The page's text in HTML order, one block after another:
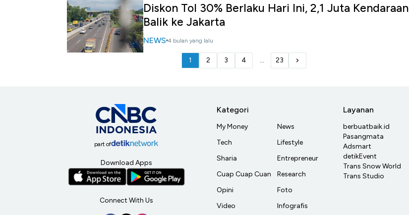
Diskon Tol 30% Berlaku Hari Ini, 2,1 Juta Kendaraan
Balik ke Jakarta
NEWS 4 bulan yang lalu
1 2 3 4 ... 23
part of
Download Apps
Connect With Us
Kategori
My Money
Tech
Sharia
Cuap Cuap Cuan
Opini
Video
News
Lifestyle
Entrepreneur
Research
Foto
Infografis
Layanan
berbuatbaik.id
Pasangmata
Adsmart
detikEvent
Trans Snow World
Trans Studio